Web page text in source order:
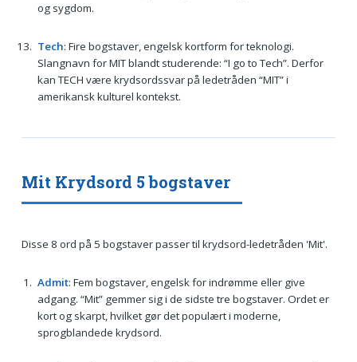
og sygdom.
Tech: Fire bogstaver, engelsk kortform for teknologi.
Slangnavn for MIT blandt studerende: “I go to Tech”. Derfor
kan TECH være krydsordssvar på ledetråden “MIT” i
amerikansk kulturel kontekst.
Mit Krydsord 5 bogstaver
Disse 8 ord på 5 bogstaver passer til krydsord-ledetråden 'Mit'.
Admit: Fem bogstaver, engelsk for indrømme eller give
adgang. “Mit” gemmer sig i de sidste tre bogstaver. Ordet er
kort og skarpt, hvilket gør det populært i moderne,
sprogblandede krydsord.